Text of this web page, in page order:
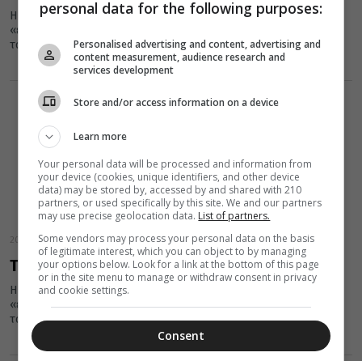
Η εικόνα της Παναγίας της Βηματάρισσας ή Κτητόρισσας είναι η
«εφέστιος» εικόνα της Μονής Βατοπαιδίου και είναι
τοποθετημένη στο...
20 Μαΐου 2016
Το θαύμα της Παναγίας της Βηματάρισσας
Η εικόνα της Παναγίας της Βηματάρισσας ή Κτητόρισσας είναι η
«εφέστιος» εικόνα της Μονής Βατοπαιδίου και είναι
τοποθετημένη στο...
personal data for the following purposes:
Personalised advertising and content, advertising and
content measurement, audience research and
services development
Store and/or access information on a device
Learn more
Your personal data will be processed and information from
your device (cookies, unique identifiers, and other device
data) may be stored by, accessed by and shared with 210
partners, or used specifically by this site. We and our partners
may use precise geolocation data. List of partners.
Some vendors may process your personal data on the basis
of legitimate interest, which you can object to by managing
your options below. Look for a link at the bottom of this page
or in the site menu to manage or withdraw consent in privacy
and cookie settings.
Consent